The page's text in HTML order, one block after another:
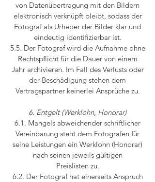
von Datenübertragung mit den Bildern
elektronisch verknüpft bleibt, sodass der
Fotograf als Urheber der Bilder klar und
eindeutig identifizierbar ist.
5.5. Der Fotograf wird die Aufnahme ohne
Rechtspflicht für die Dauer von einem
Jahr archivieren. Im Fall des Verlusts oder
der Beschädigung stehen dem
Vertragspartner keinerlei Ansprüche zu.
6. Entgelt (Werklohn, Honorar)
6.1. Mangels abweichender schriftlicher
Vereinbarung steht dem Fotografen für
seine Leistungen ein Werklohn (Honorar)
nach seinen jeweils gültigen
Preislisten zu.
6.2. Der Fotograf hat einerseits Anspruch